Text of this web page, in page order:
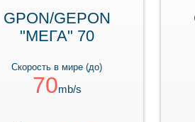
GPON/GEPON
"МЕГА" 70
Скорость в мире (до)
70mb/s